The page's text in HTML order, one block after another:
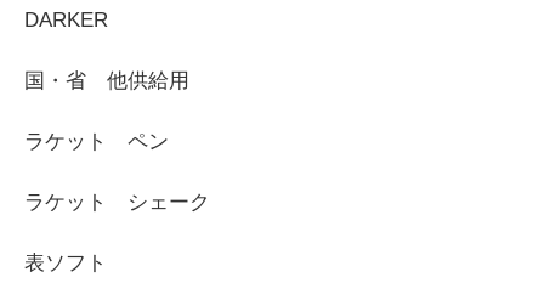
DARKER
国・省 他供給用
ラケット ペン
ラケット シェーク
表ソフト